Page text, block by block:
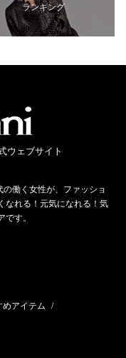
ランキング
ウェブサイト
働く女性が、ファッショ
なれる！元気になれる！気
す。
めアイテム /